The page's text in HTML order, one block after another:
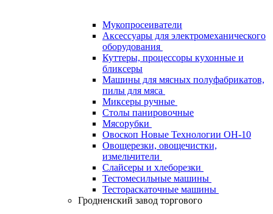
Мукопросеиватели
Аксессуары для электромеханического
оборудования
Куттеры, процессоры кухонные и
бликсеры
Машины для мясных полуфабрикатов,
пилы для мяса
Миксеры ручные
Столы панировочные
Мясорубки
Овоскоп Новые Технологии ОН-10
Овощерезки, овощечистки,
измельчители
Слайсеры и хлеборезки
Тестомесильные машины
Тестораскаточные машины
Гродненский завод торгового